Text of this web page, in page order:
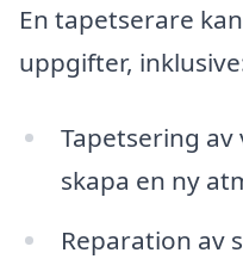
En tapetserare
uppgifter,
Tapetsering
skapa en ny
Reparation av